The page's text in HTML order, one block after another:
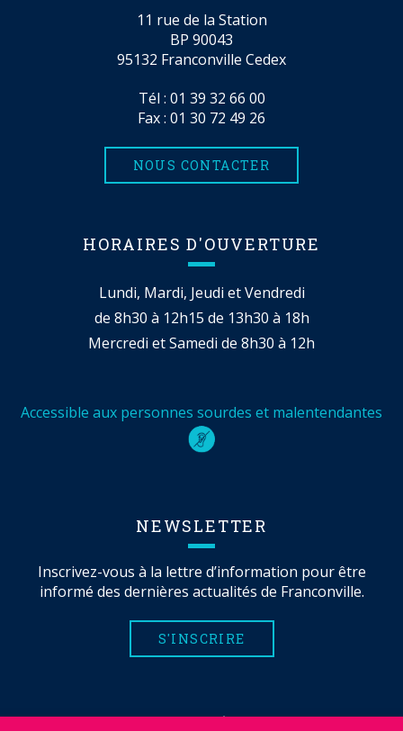
11 rue de la Station
BP 90043
95132 Franconville Cedex
Tél : 01 39 32 66 00
Fax : 01 30 72 49 26
NOUS CONTACTER
HORAIRES D'OUVERTURE
Lundi, Mardi, Jeudi et Vendredi
de 8h30 à 12h15 de 13h30 à 18h
Mercredi et Samedi de 8h30 à 12h
Accessible aux personnes sourdes et malentendantes
NEWSLETTER
Inscrivez-vous à la lettre d’information pour être
informé des dernières actualités de Franconville.
S'INSCRIRE
MENTIONS LÉGALES